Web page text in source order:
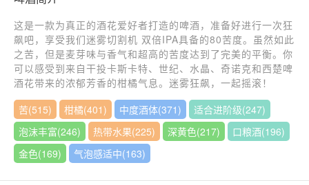
这是一款为真正的酒花爱好者打造的啤酒，准备好进行一次狂
飙吧，享受我们迷雾切割机 双倍IPA具备的80苦度。虽然如此
之苦，但是麦芽味与香气和超高的苦度达到了完美的平衡。你
可以感受到来自干投卡斯卡特、世纪、水晶、奇诺克和西楚啤
酒花带来的浓郁芳香的柑橘气息。迷雾狂飙，一起摇滚！
苦(515)
柑橘(401) 中度酒体(371)
适合进阶级(247)
泡沫丰富(246)
热带水果(225) 深黄色(217)
口粮酒(196)
金色(169)
气泡感适中(163)